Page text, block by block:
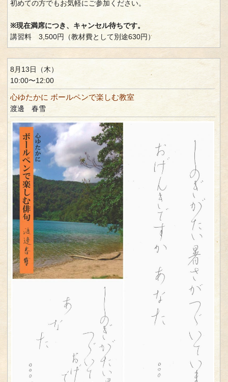
初めての方でもお気軽にご参加ください。
※現在満席につき、キャンセル待ちです。
講習料 3,500円（教材費として別途630円）
8月13日（木）
10:00〜12:00
心ゆたかに ボールペンで楽しむ教室
渡邊 春雪